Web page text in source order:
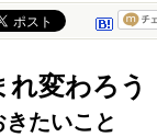
れ変わろう
たいこと